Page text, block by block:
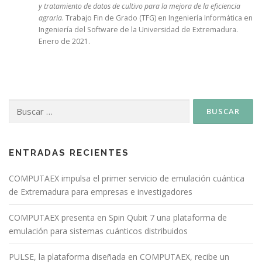
y tratamiento de datos de cultivo para la mejora de la eficiencia
agraria. Trabajo Fin de Grado (TFG) en Ingeniería Informática en
Ingeniería del Software de la Universidad de Extremadura.
Enero de 2021.
ENTRADAS RECIENTES
COMPUTAEX impulsa el primer servicio de emulación cuántica
de Extremadura para empresas e investigadores
COMPUTAEX presenta en Spin Qubit 7 una plataforma de
emulación para sistemas cuánticos distribuidos
PULSE, la plataforma diseñada en COMPUTAEX, recibe un